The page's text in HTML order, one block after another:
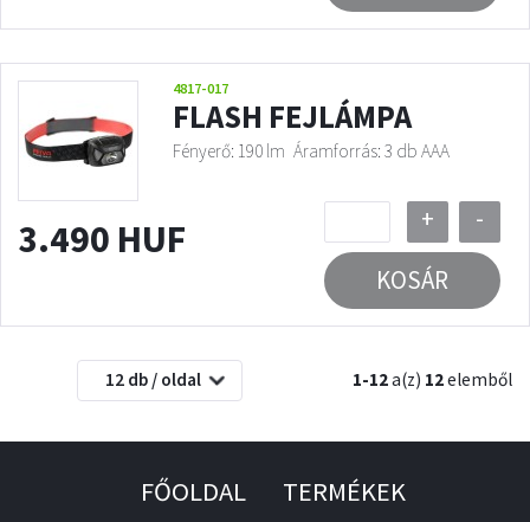
4817-017
FLASH FEJLÁMPA
Fényerő: 190 lm Áramforrás: 3 db AAA
3.490 HUF +
-
KOSÁR
12 db / oldal 1-12a(z) 12elemből
FŐOLDAL
TERMÉKEK